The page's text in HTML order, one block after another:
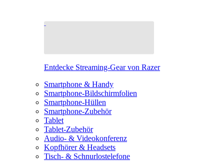
Entdecke Streaming-Gear von Razer
Smartphone & Handy
Smartphone-Bildschirmfolien
Smartphone-Hüllen
Smartphone-Zubehör
Tablet
Tablet-Zubehör
Audio- & Videokonferenz
Kopfhörer & Headsets
Tisch- & Schnurlostelefone